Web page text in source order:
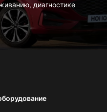
диагностике